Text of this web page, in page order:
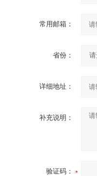
常用邮箱：
省份：
详细地址：
补充说明：
验证码：